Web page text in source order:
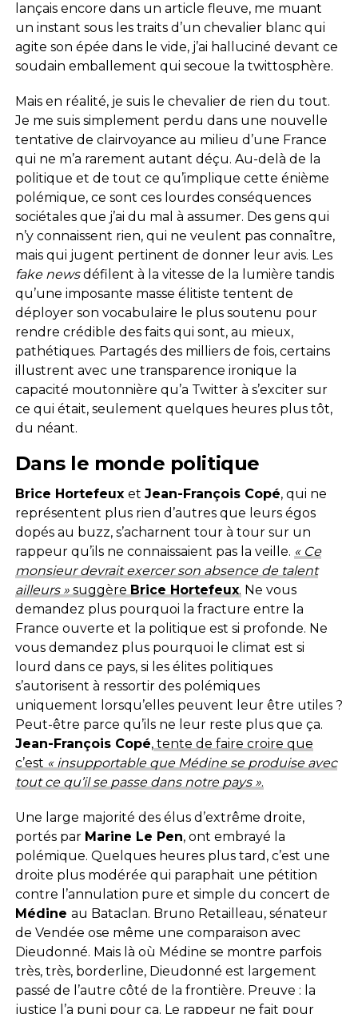
lançais encore dans un article fleuve, me muant
un instant sous les traits d’un chevalier blanc qui
agite son épée dans le vide, j’ai halluciné devant ce
soudain emballement qui secoue la twittosphère.
Mais en réalité, je suis le chevalier de rien du tout.
Je me suis simplement perdu dans une nouvelle
tentative de clairvoyance au milieu d’une France
qui ne m’a rarement autant déçu. Au-delà de la
politique et de tout ce qu’implique cette énième
polémique, ce sont ces lourdes conséquences
sociétales que j’ai du mal à assumer. Des gens qui
n’y connaissent rien, qui ne veulent pas connaître,
mais qui jugent pertinent de donner leur avis. Les
fake newsdéfilent à la vitesse de la lumière tandis
qu’une imposante masse élitiste tentent de
déployer son vocabulaire le plus soutenu pour
rendre crédible des faits qui sont, au mieux,
pathétiques. Partagés des milliers de fois, certains
illustrent avec une transparence ironique la
capacité moutonnière qu’a Twitter à s’exciter sur
ce qui était, seulement quelques heures plus tôt,
du néant.
Dans le monde politique
Brice Hortefeux et Jean-François Copé, qui ne
représentent plus rien d’autres que leurs égos
dopés au buzz, s’acharnent tour à tour sur un
rappeur qu’ils ne connaissaient pas la veille. « Ce
monsieur devrait exercer son absence de talent
ailleurs »suggère Brice Hortefeux. Ne vous
demandez plus pourquoi la fracture entre la
France ouverte et la politique est si profonde. Ne
vous demandez plus pourquoi le climat est si
lourd dans ce pays, si les élites politiques
s’autorisent à ressortir des polémiques
uniquement lorsqu’elles peuvent leur être utiles ?
Peut-être parce qu’ils ne leur reste plus que ça.
Jean-François Copé,tente de faire croire que
c’est « insupportable que Médine se produise avec
tout ce qu’il se passe dans notre pays ».
Une large majorité des élus d’extrême droite,
portés par Marine Le Pen, ont embrayé la
polémique. Quelques heures plus tard, c’est une
droite plus modérée qui paraphait une pétition
contre l’annulation pure et simple du concert de
Médine au Bataclan. Bruno Retailleau, sénateur
de Vendée ose même une comparaison avec
Dieudonné. Mais là où Médine se montre parfois
très, très, borderline, Dieudonné est largement
passé de l’autre côté de la frontière. Preuve : la
justice l’a puni pour ça. Le rappeur ne fait pour